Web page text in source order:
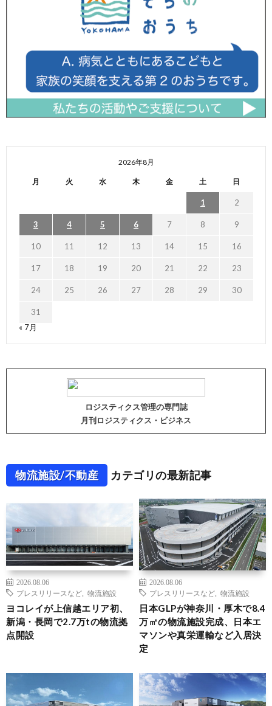
2026年8月
月 火 水 木 金 土 日
1 2
3 4 5 6 7 8 9
10 11 12 13 14 15 16
17 18 19 20 21 22 23
24 25 26 27 28 29 30
31
« 7月
ロジスティクス管理の専門誌
月刊ロジスティクス・ビジネス
物流施設/不動産 カテゴリの最新記事
2026.08.06
プレスリリースなど
物流施設
ヨコレイが上信越エリア初、
新潟・長岡で2.7万tの物流拠
点開設
2026.08.06
プレスリリースなど
物流施設
日本GLPが神奈川・厚木で8.4
万㎡の物流施設完成、日本エ
マソンや真栄運輸など入居決
定